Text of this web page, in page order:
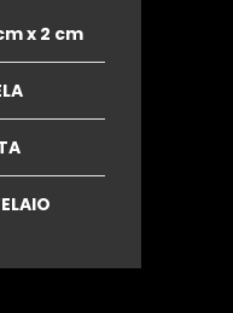
x 2 cm